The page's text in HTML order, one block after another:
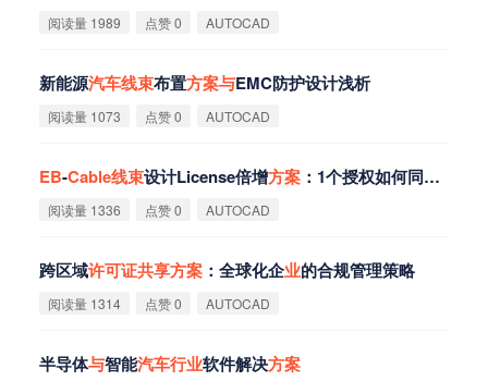
阅读量 1989 点赞 0 AUTOCAD
新能源汽车线束布置方案与EMC防护设计浅析
阅读量 1073 点赞 0 AUTOCAD
EB-Cable线束设计License倍增方案 ：1个授权如何同时支撑多个项目
阅读量 1336 点赞 0 AUTOCAD
跨区域许可证共享方案 ：全球化企业的合规管理策略
阅读量 1314 点赞 0 AUTOCAD
半导体与智能汽车行业软件解决方案